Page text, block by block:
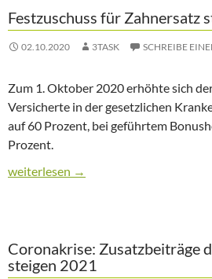
Festzuschuss für Zahnersatz
02.10.2020 3TASK SCHREIBE
Zum 1. Oktober 2020 erhöhte sich
Versicherte in der gesetzlichen
auf 60 Prozent, bei geführtem
Prozent.
Festzuschuss für Zahnersatz steigt
weiterlesen →
Coronakrise: Zusatzbeiträge
steigen 2021